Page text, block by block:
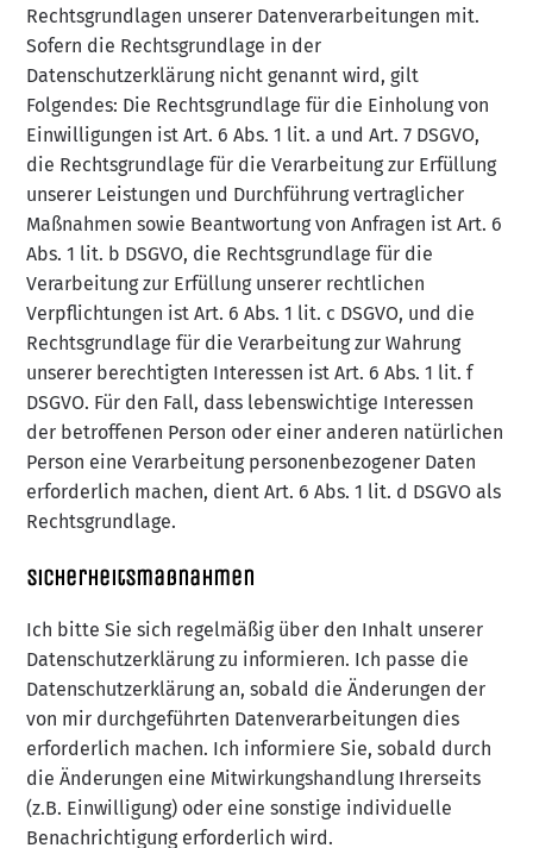
Rechtsgrundlagen unserer Datenverarbeitungen mit.
Sofern die Rechtsgrundlage in der
Datenschutzerklärung nicht genannt wird, gilt
Folgendes: Die Rechtsgrundlage für die Einholung von
Einwilligungen ist Art. 6 Abs. 1 lit. a und Art. 7 DSGVO,
die Rechtsgrundlage für die Verarbeitung zur Erfüllung
unserer Leistungen und Durchführung vertraglicher
Maßnahmen sowie Beantwortung von Anfragen ist Art. 6
Abs. 1 lit. b DSGVO, die Rechtsgrundlage für die
Verarbeitung zur Erfüllung unserer rechtlichen
Verpflichtungen ist Art. 6 Abs. 1 lit. c DSGVO, und die
Rechtsgrundlage für die Verarbeitung zur Wahrung
unserer berechtigten Interessen ist Art. 6 Abs. 1 lit. f
DSGVO. Für den Fall, dass lebenswichtige Interessen
der betroffenen Person oder einer anderen natürlichen
Person eine Verarbeitung personenbezogener Daten
erforderlich machen, dient Art. 6 Abs. 1 lit. d DSGVO als
Rechtsgrundlage.
Sicherheitsmaßnahmen
Ich bitte Sie sich regelmäßig über den Inhalt unserer
Datenschutzerklärung zu informieren. Ich passe die
Datenschutzerklärung an, sobald die Änderungen der
von mir durchgeführten Datenverarbeitungen dies
erforderlich machen. Ich informiere Sie, sobald durch
die Änderungen eine Mitwirkungshandlung Ihrerseits
(z.B. Einwilligung) oder eine sonstige individuelle
Benachrichtigung erforderlich wird.